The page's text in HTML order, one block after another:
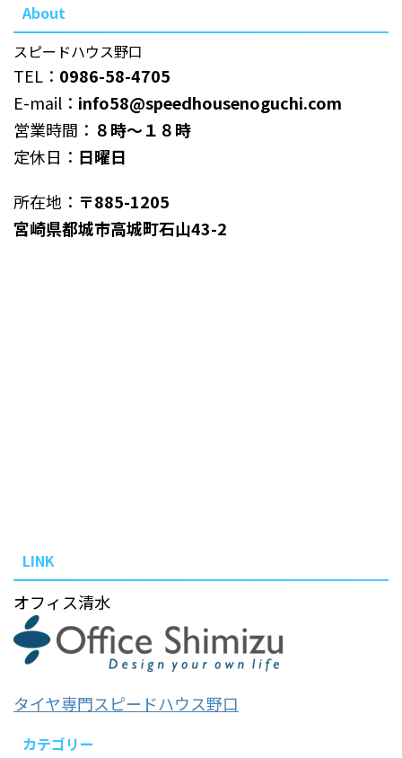
About
スピードハウス野口
TEL： 0986-58-4705
E-mail： info58@speedhousenoguchi.com
営業時間： ８時～１８時
定休日： 日曜日
所在地： 〒885-1205
宮崎県都城市高城町石山43-2
LINK
オフィス清水
タイヤ専門スピードハウス野口
カテゴリー